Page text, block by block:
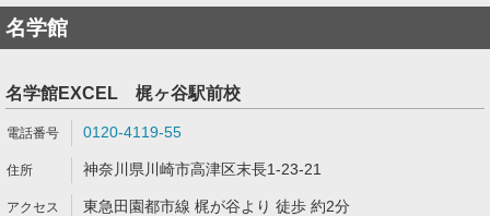
名学館
名学館EXCEL 梶ヶ谷駅前校
0120-4119-55
神奈川県川崎市高津区末長1-23-21
東急田園都市線 梶が谷より 徒歩 約2分